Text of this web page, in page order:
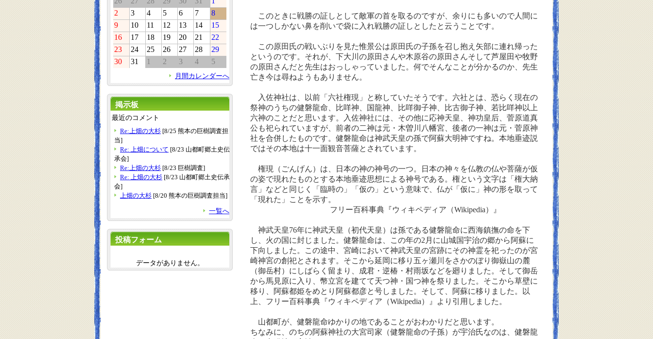
このときに戦勝の証しとして敵軍の首を取るのですが、余りにも多いので人間に
は一つしかない鼻を削いで袋に入れ戦勝の証しとしたと云うことです。
この原田氏の戦いぶりを見た惟景公は原田氏の子孫を召し抱え矢部に連れ帰った
というのです。それが、下大川の原田さんや木原谷の原田さんそして芦屋田や牧野
の原田さんだと先生はおっしゃっていました。何でそんなことが分かるのか、先生
亡き今は尋ねようもありません。
入佐神社は、以前「六社権現」と称していたそうです。六社とは、恐らく現在の
祭神のうちの健磐龍命、比咩神、国龍神、比咩御子神、比古御子神、若比咩神以上
六神のことだと思います。入佐神社には、その他に応神天皇、神功皇后、菅原道真
公も祀られていますが、前者の二神は元・木曽川八幡宮、後者の一神は元・菅原神
社を合併したものです。健磐龍命は神武天皇の孫で阿蘇大明神ですね。本地垂迹説
ではその本地は十一面観音菩薩とされています。
権現（ごんげん）は、日本の神の神号の一つ。日本の神々を仏教の仏や菩薩が仮
の姿で現れたものとする本地垂迹思想による神号である。権という文字は「権大納
言」などと同じく「臨時の」「仮の」という意味で、仏が「仮に」神の形を取って
「現れた」ことを示す。
フリー百科事典『ウィキペディア（Wikipedia）』
神武天皇76年に神武天皇（初代天皇）は孫である健磐龍命に西海鎮撫の命を下
し、火の国に封じました。健磐龍命は、この年の2 月に山城国宇治の郷から阿蘇に
下向しました。この途中、宮崎において神武天皇の宮跡にその神霊を祀ったのが宮
崎神宮の創祀とされます。そこから延岡に移り五ヶ瀬川をさかのぼり御嶽山の麓
（御岳村）にしばらく留まり、成君・逆椿・村雨坂などを廻りました。そして御岳
から馬見原に入り、幣立宮を建てて天つ神・国つ神を祭りました。そこから草壁に
移り、阿蘇都姫をめとり阿蘇都彦と号しました。そして、阿蘇に移りました。以
上、フリー百科事典『ウィキペディア（Wikipedia）』より引用しました。
山都町が、健磐龍命ゆかりの地であることがおわかりだと思います。
ちなみに、のちの阿蘇神社の大宮司家（健磐龍命の子孫）が宇治氏なのは、健磐龍
2
3 4 5 6 7
8
9
10 11 12 13 14
15
16
17 18 19 20 21
22
23
24 25 26 27 28
29
30
31 1 2 3 4 5
月間カレンダーへ
掲示板
最近のコメント
Re:上畑の大杉 [8/25 熊本の巨樹調査担
当]
Re: 上畑について [8/23 山都町郷土史伝
承会]
Re:上畑の大杉 [8/23 巨樹調査]
Re: 上畑の大杉 [8/23 山都町郷土史伝承
会]
上畑の大杉 [8/20 熊本の巨樹調査担当]
一覧へ
投稿フォーム
データがありません。